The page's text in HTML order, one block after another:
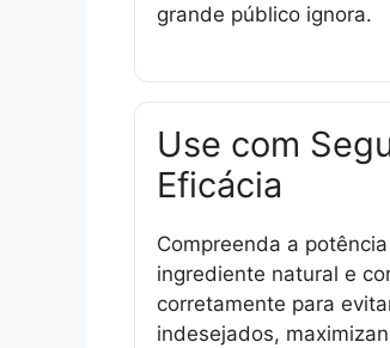
grande público ignora.
Use com
Eficácia
Compreenda a
ingrediente natural e
corretamente para
indesejados,